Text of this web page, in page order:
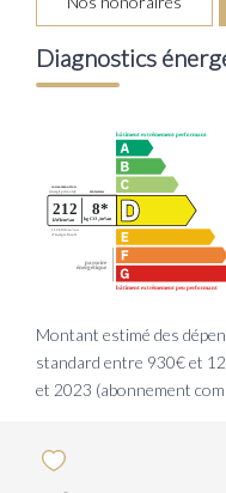
Diagnostics
Montant estimé des
standard entre 930€ et
et 2023 (abonnement